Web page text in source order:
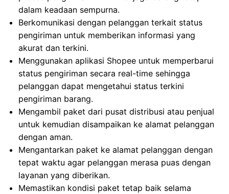
dalam keadaan sempurna.
Berkomunikasi dengan pelanggan terkait status
pengiriman untuk memberikan informasi yang
akurat dan terkini.
Menggunakan aplikasi Shopee untuk memperbarui
status pengiriman secara real-time sehingga
pelanggan dapat mengetahui status terkini
pengiriman barang.
Mengambil paket dari pusat distribusi atau penjual
untuk kemudian disampaikan ke alamat pelanggan
dengan aman.
Mengantarkan paket ke alamat pelanggan dengan
tepat waktu agar pelanggan merasa puas dengan
layanan yang diberikan.
Memastikan kondisi paket tetap baik selama